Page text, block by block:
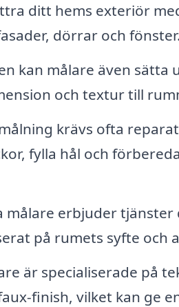
ditt hems exteriör
dörrar och fönster.
kan målare även sätta
och textur till
krävs ofta
fylla hål och
målare erbjuder
på rumets syfte och
är specialiserade på
finish, vilket kan ge